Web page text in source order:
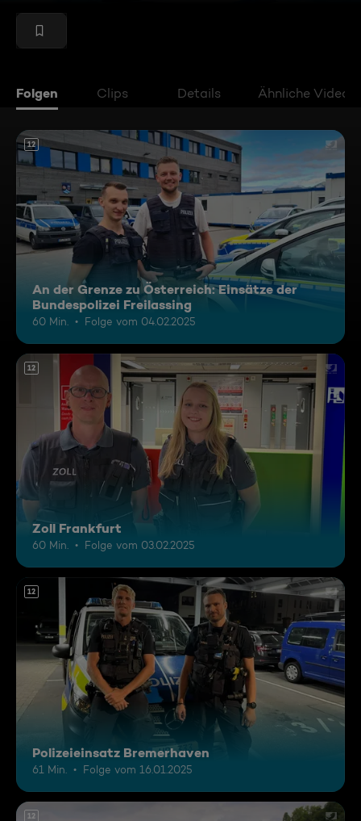
Folgen Clips Details Ähnliche Videos
12
An der Grenze zu Österreich: Einsätze der
Bundespolizei Freilassing
60 Min. Folge vom 04.02.2025
12
Zoll Frankfurt
60 Min. Folge vom 03.02.2025
12
Polizeieinsatz Bremerhaven
61 Min. Folge vom 16.01.2025
12